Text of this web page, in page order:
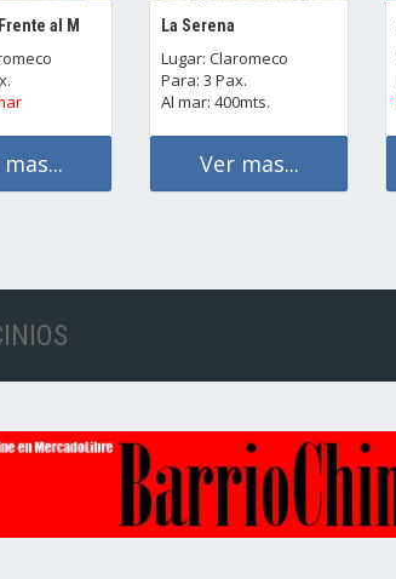
al M La Serena
Lugar: Claromeco
Para: 3 Pax.
Al mar: 400mts.
Ver mas...